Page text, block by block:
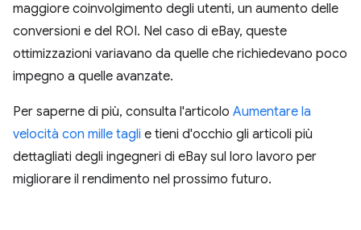
maggiore coinvolgimento degli utenti, un aumento delle
conversioni e del ROI. Nel caso di eBay, queste
ottimizzazioni variavano da quelle che richiedevano poco
impegno a quelle avanzate.
Per saperne di più, consulta l'articolo Aumentare la
velocità con mille tagli e tieni d'occhio gli articoli più
dettagliati degli ingegneri di eBay sul loro lavoro per
migliorare il rendimento nel prossimo futuro.